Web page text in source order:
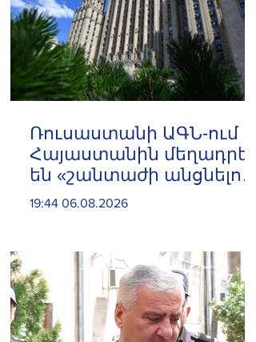
Ռուսաստանի ԱԳՆ-ում
Հայաստանին մեղադրել
են «շանտաժի անցնելու
փորձերի» մեջ
19:44 06.08.2026